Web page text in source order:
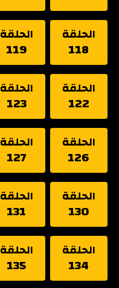
الحلقة
118
الحلقة
119
الحلقة
122
الحلقة
123
الحلقة
126
الحلقة
127
الحلقة
130
الحلقة
131
الحلقة
134
الحلقة
135